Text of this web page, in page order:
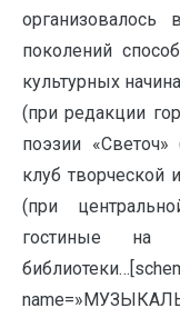
организовалось
поколений
культурных
(при редакции
поэзии
клуб творческой
(при
гостиные на